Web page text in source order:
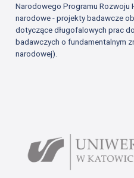
Narodowego Programu Rozwoju
narodowe - projekty badawcze
dotyczące długofalowych prac
badawczych o fundamentalnym
narodowej).